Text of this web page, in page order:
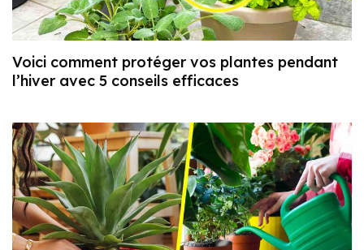
Voici comment protéger vos plantes pendant
l’hiver avec 5 conseils efficaces